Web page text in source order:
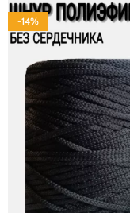
-14%
ПОЛИЭФИР